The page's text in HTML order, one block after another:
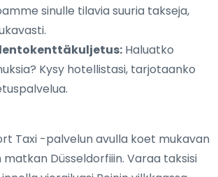
sinulle tilavia suuria takseja,
Haluatko
Kysy hotellistasi, tarjotaanko
Taxi -palvelun avulla koet mukavan
Düsseldorfiiin. Varaa taksisi